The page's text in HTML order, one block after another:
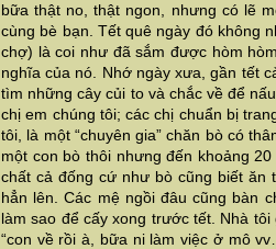
bữa thật no, thật ngon, nhưng có lẽ
cùng bè bạn. Tết quê ngày đó không
chợ) là coi như đã sắm được hòm
nghĩa của nó. Nhớ ngày xưa, gần tết
tìm những cây củi to và chắc về để
chị em chúng tôi; các chị chuẩn bị
tôi, là một “chuyên gia” chăn bò có
một con bò thôi nhưng đến khoảng
chất cả đống cứ như bò cũng biết ăn
hẳn lên. Các mệ ngồi đâu cũng bàn
làm sao để cấy xong trước tết. Nhà
“con về rồi à, bữa ni làm việc ở mô